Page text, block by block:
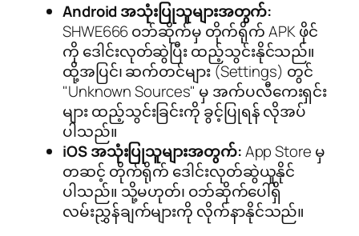
Android အသုံးပြုသူများအတွက်:
SHWE666 ဝဘ်ဆိုက်မှ တိုက်ရိုက် APK ဖိုင်
ကို ဒေါင်းလုတ်ဆွဲပြီး ထည့်သွင်းနိုင်သည်။
ထို့အပြင်၊ ဆက်တင်များ (Settings) တွင်
"Unknown Sources" မှ အက်ပလီကေးရှင်း
များ ထည့်သွင်းခြင်းကို ခွင့်ပြုရန် လိုအပ်
ပါသည်။
iOS အသုံးပြုသူများအတွက်:App Store မှ
တဆင့် တိုက်ရိုက် ဒေါင်းလုတ်ဆွဲယူနိုင်
ပါသည်။ သို့မဟုတ်၊ ဝဘ်ဆိုက်ပေါ်ရှိ
လမ်းညွှန်ချက်များကို လိုက်နာနိုင်သည်။